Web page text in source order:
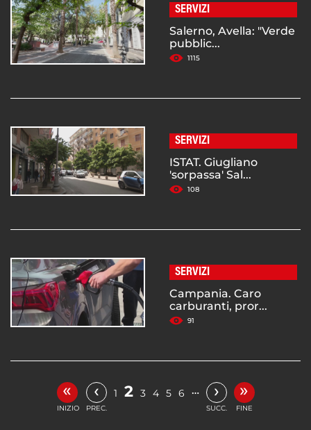
SERVIZI
Salerno, Avella: "Verde
pubblic...
1115
SERVIZI
ISTAT. Giugliano
'sorpassa' Sal...
108
SERVIZI
Campania. Caro
carburanti, pror...
91
«
INIZIO
‹
PREC.
1 2 3 4 5 6 … ›
SUCC.
»
FINE